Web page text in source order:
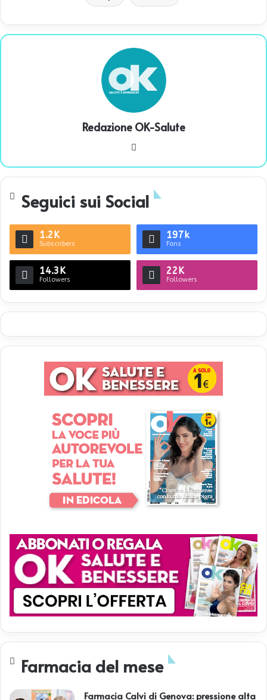
Redazione OK-Salute
te
Seguici sui Social
1.2K
Subscribers
197k
Fans
14.3K
Followers
22K
Followers
Farmacia del mese
Farmacia Calvi di Genova: pressione alta